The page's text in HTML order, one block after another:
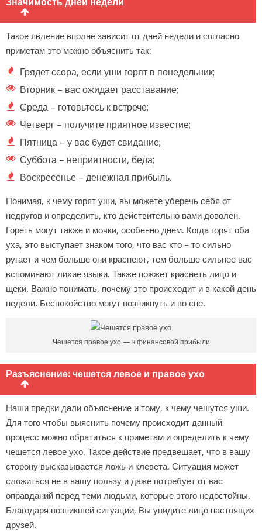
Такое явление вполне зависит от дней недели и согласно
приметам это можно объяснить так:
Грядет ссора, если уши горят в понедельник;
Вторник – вас ожидает расставание;
Среда – готовьтесь к встрече;
Четверг – получите приятное известие;
Пятница – у вас будет свидание;
Суббота – неприятности, беда;
Воскресенье – денежная прибыль.
Понимая, к чему горят уши, вы можете уберечь себя от
недругов и определить, кто действительно вами доволен.
Гореть могут также и мочки, особенно днем. Когда горят оба
уха, это выступает знаком того, что вас кто – то сильно
ругает и чем больше они краснеют, тем больше сильнее вас
вспоминают лихие языки. Также пожжет краснеть лицо и
щеки. Важно понимать, почему это происходит и в какой день
недели. Беспокойство могут возникнуть и во сне.
Чешется правое ухо — к финансовой прибыли
Разъяснение: чешется левое и правое ухо
Наши предки дали объяснение и тому, к чему чешутся уши.
Для того чтобы выяснить почему происходит данный
процесс можно обратиться к приметам и определить к чему
чешется левое ухо. Такое действие предвещает, что в вашу
сторону высказывается ложь и клевета. Ситуация может
сложиться не в вашу пользу и даже потребует от вас
оправданий перед теми людьми, которые этого недостойны.
Благодаря возникшей ситуации, Вы увидите лицо настоящих
друзей.